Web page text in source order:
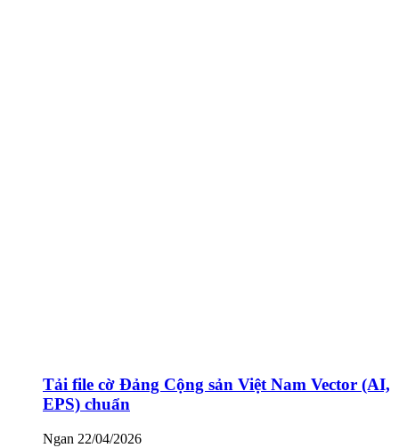
Tải file cờ Đảng Cộng sản Việt Nam Vector (AI,
EPS) chuẩn
Ngan 22/04/2026